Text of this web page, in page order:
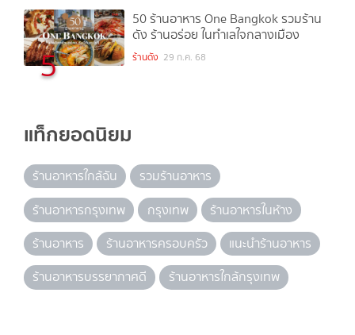
5
50 ร้านอาหาร One Bangkok รวมร้าน
ดัง ร้านอร่อย ในทำเลใจกลางเมือง
ร้านดัง 29 ก.ค. 68
แท็กยอดนิยม
ร้านอาหารใกล้ฉัน
รวมร้านอาหาร
ร้านอาหารกรุงเทพ
กรุงเทพ
ร้านอาหารในห้าง
ร้านอาหาร
ร้านอาหารครอบครัว
แนะนำร้านอาหาร
ร้านอาหารบรรยากาศดี
ร้านอาหารใกล้กรุงเทพ